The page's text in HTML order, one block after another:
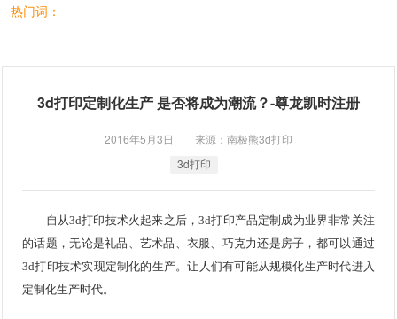
热门词：
3d打印定制化生产 是否将成为潮流？-尊龙凯时注册
2016年5月3日 来源：南极熊3d打印
3d打印
自从3d打印技术火起来之后，3d打印产品定制成为业界非常关注
的话题，无论是礼品、艺术品、衣服、巧克力还是房子，都可以通过
3d打印技术实现定制化的生产。让人们有可能从规模化生产时代进入
定制化生产时代。